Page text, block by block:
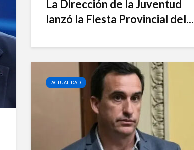
La Dirección de la Juventud
lanzó la Fiesta Provincial del...
ACTUALIDAD